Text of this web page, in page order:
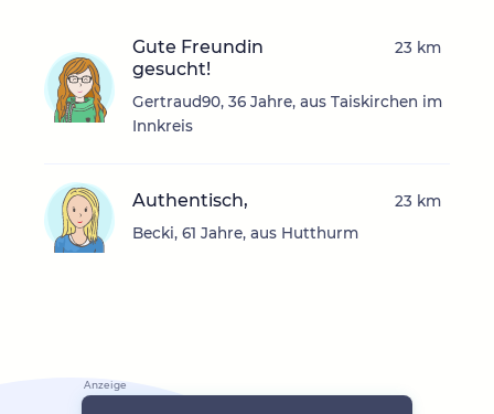
Gute Freundin
gesucht!
Gertraud90, 36 Jahre, aus Taiskirchen im
Innkreis
23 km
Authentisch,
Becki, 61 Jahre, aus Hutthurm
23 km